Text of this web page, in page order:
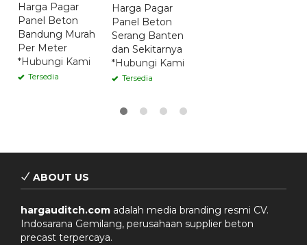
Harga Pagar
Panel Beton
Bandung Murah
Per Meter
*Hubungi Kami
Tersedia
Harga Pagar
Panel Beton
Serang Banten
dan Sekitarnya
*Hubungi Kami
Tersedia
ABOUT US
hargauditch.com adalah media branding resmi CV.
Indosarana Gemilang, perusahaan supplier beton
precast terpercaya.